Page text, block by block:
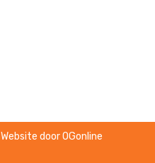
Website door OGonline